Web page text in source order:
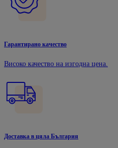
Гарантирано качество
Високо качество на изгодна цена.
Доставка в цяла България